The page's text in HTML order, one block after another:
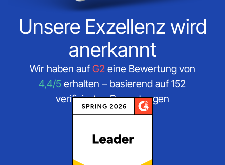
Unsere Exzellenz wird
anerkannt
Wir haben aufG2eine Bewertung von
4,4/5 erhalten – basierend auf 152
verifizierten Bewertungen